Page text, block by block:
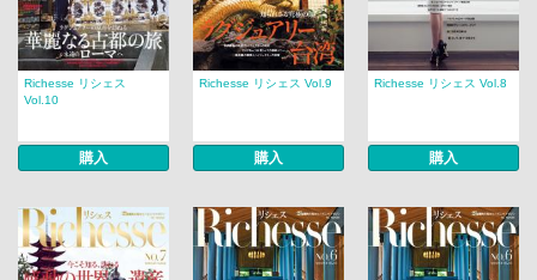
Richesse リシェス
Vol.10
購入
Richesse リシェス Vol.9
購入
Richesse リシェス Vol.8
購入